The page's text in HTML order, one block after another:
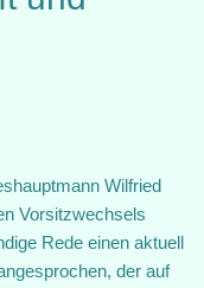
Wilfried
Vorsitzwechsels
Rede einen aktuell
der auf